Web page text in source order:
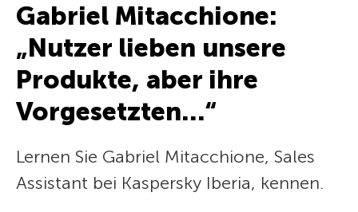
Gabriel Mitacchione:
„Nutzer lieben unsere
Produkte, aber ihre
Vorgesetzten…“
Lernen Sie Gabriel Mitacchione, Sales
Assistant bei Kaspersky Iberia, kennen.